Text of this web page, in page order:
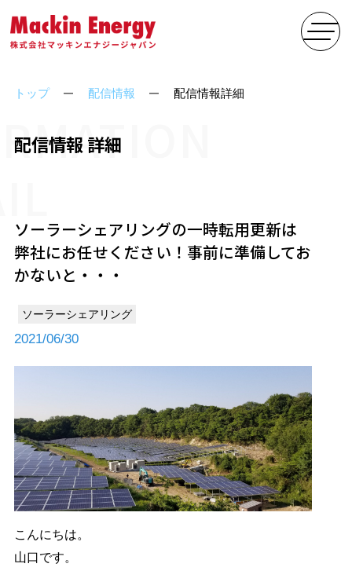
トップ 配信情報 配信情報詳細
配信情報 詳細
ソーラーシェアリングの一時転用更新は
弊社にお任せください！事前に準備してお
かないと・・・
ソーラーシェアリング
2021/06/30
こんにちは。
山口です。